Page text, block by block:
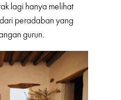
lagi hanya melihat
peradaban yang
gurun.